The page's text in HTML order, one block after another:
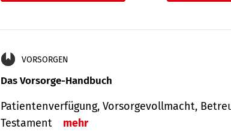
VORSORGEN
Das Vorsorge-Handbuch
Patientenverfügung, Vorsorgevollmacht,
Testament
mehr